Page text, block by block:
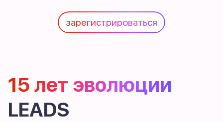
зарегистрироваться
15 лет эволюции
LEADS